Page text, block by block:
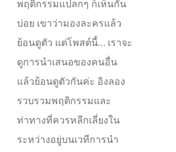
พฤติกรรมแปลกๆ ก็เห็นกัน
บ่อย เขาว่ามองละครแล้ว
ย้อนดูตัว แต่โพสต์นี้… เราจะ
ดูการนำเสนอของคนอื่น
แล้วย้อนดูตัวกันค่ะ อิงลอง
รวบรวมพฤติกรรมและ
ท่าทางที่ควรหลีกเลี่ยงใน
ระหว่างอยู่บนเวทีการนำ